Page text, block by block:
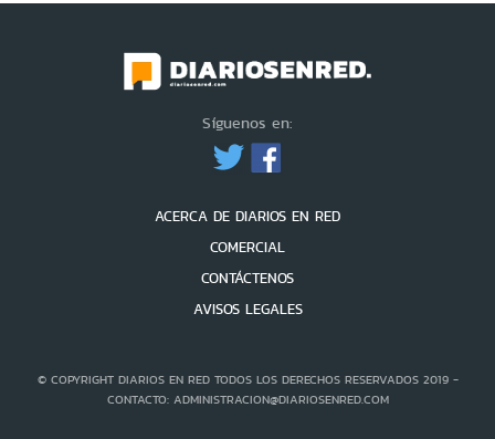
Síguenos en:
ACERCA DE DIARIOS EN RED
COMERCIAL
CONTÁCTENOS
AVISOS LEGALES
© COPYRIGHT DIARIOS EN RED TODOS LOS DERECHOS RESERVADOS 2019 -
CONTACTO: ADMINISTRACION@DIARIOSENRED.COM